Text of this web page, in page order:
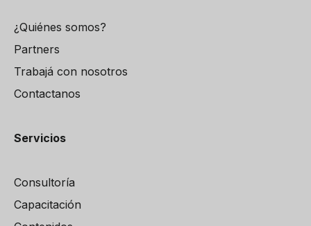
¿Quiénes somos?
Partners
Trabajá con nosotros
Contactanos
Servicios
Consultoría
Capacitación